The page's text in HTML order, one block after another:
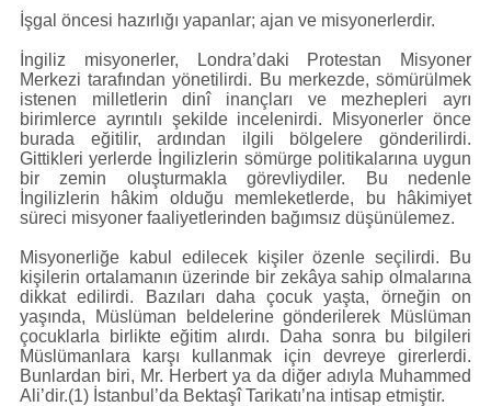
İşgal öncesi hazırlığı yapanlar; ajan ve misyonerlerdir.
İngiliz misyonerler, Londra’daki Protestan Misyoner
Merkezi tarafından yönetilirdi. Bu merkezde, sömürülmek
istenen milletlerin dinî inançları ve mezhepleri ayrı
birimlerce ayrıntılı şekilde incelenirdi. Misyonerler önce
burada eğitilir, ardından ilgili bölgelere gönderilirdi.
Gittikleri yerlerde İngilizlerin sömürge politikalarına uygun
bir zemin oluşturmakla görevliydiler. Bu nedenle
İngilizlerin hâkim olduğu memleketlerde, bu hâkimiyet
süreci misyoner faaliyetlerinden bağımsız düşünülemez.
Misyonerliğe kabul edilecek kişiler özenle seçilirdi. Bu
kişilerin ortalamanın üzerinde bir zekâya sahip olmalarına
dikkat edilirdi. Bazıları daha çocuk yaşta, örneğin on
yaşında, Müslüman beldelerine gönderilerek Müslüman
çocuklarla birlikte eğitim alırdı. Daha sonra bu bilgileri
Müslümanlara karşı kullanmak için devreye girerlerdi.
Bunlardan biri, Mr. Herbert ya da diğer adıyla Muhammed
Ali’dir.(1) İstanbul’da Bektaşî Tarikatı’na intisap etmiştir.